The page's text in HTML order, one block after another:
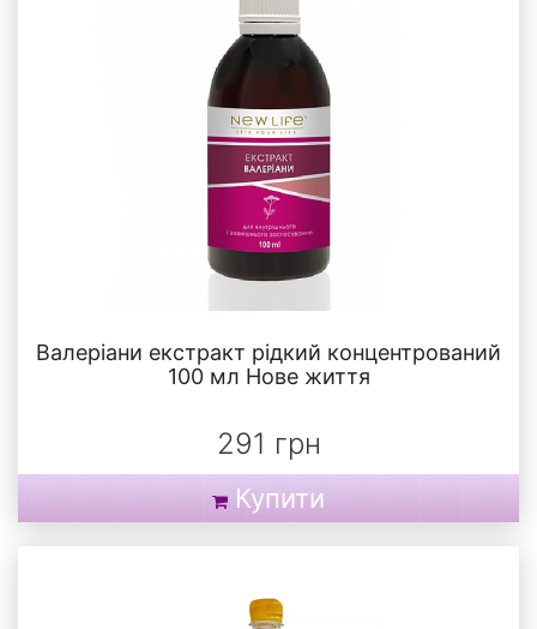
Валеріани екстракт рідкий концентрований
100 мл Нове життя
291 грн
Купити